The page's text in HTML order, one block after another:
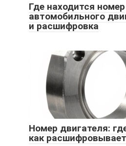
Где находится номер
автомобильного
и расшифровка
Номер двигателя:
как